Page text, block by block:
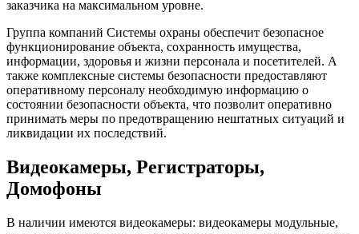
заказчика на максимальном уровне.
Группа компаний Системы охраны обеспечит безопасное
функционирование объекта, сохранность имущества,
информации, здоровья и жизни персонала и посетителей. А
также комплексные системы безопасности предоставляют
оперативному персоналу необходимую информацию о
состоянии безопасности объекта, что позволит оперативно
принимать меры по предотвращению нештатных ситуаций и
ликвидации их последствий.
Видеокамеры, Регистраторы,
Домофоны
В наличии имеются видеокамеры: видеокамеры модульные,